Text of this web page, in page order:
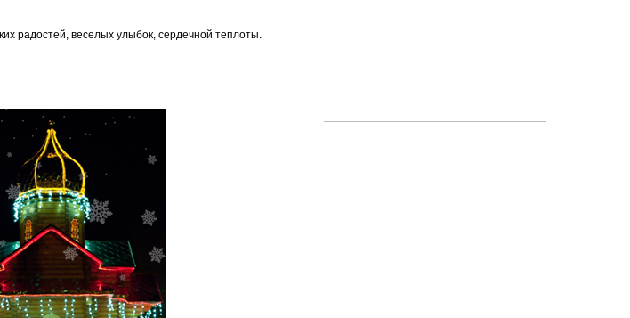
радостей, веселых улыбок, сердечной теплоты.